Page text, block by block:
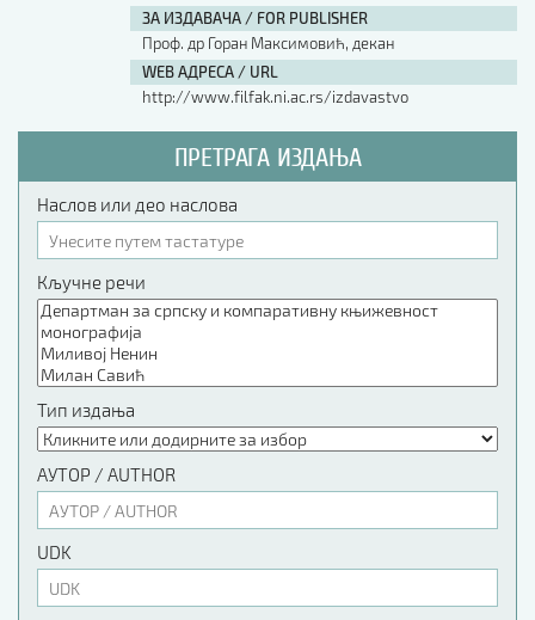
ЗА ИЗДАВАЧА / FOR PUBLISHER
Проф. др Горан Максимовић, декан
WEB АДРЕСА / URL
http://www.filfak.ni.ac.rs/izdavastvo
ПРЕТРАГА ИЗДАЊА
Наслов или део наслова
Кључне речи
Тип издања
АУТОР / AUTHOR
UDK